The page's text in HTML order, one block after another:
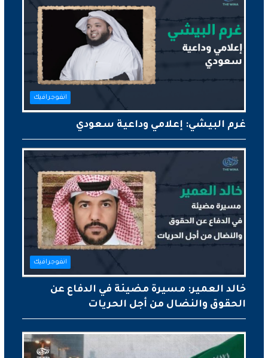
انفوجرافيك
غرم البيشي: إعلامي وداعية سعودي
انفوجرافيك
خالد العمير: مسيرة مضيئة في الدفاع عن
الحقوق والنضال من أجل الحريات